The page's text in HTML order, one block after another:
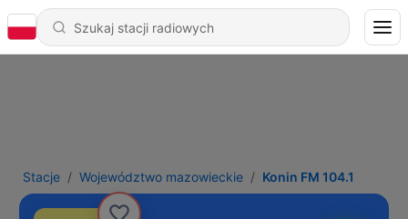
Stacje Województwo mazowieckie Konin FM 104.1